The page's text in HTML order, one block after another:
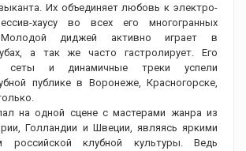
Их объединяет любовь к электро-
хаусу во всех его многогранных
Молодой диджей активно играет в
а так же часто гастролирует. Его
сеты и динамичные треки успели
публике в Воронеже, Красногорске,
на одной сцене с мастерами жанра из
Голландии и Швеции, являясь яркими
российской клубной культуры. Ведь